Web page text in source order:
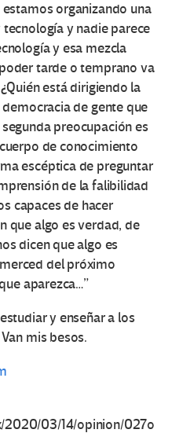
organizando una
y nadie parece
y esa mezcla
tarde o temprano va
está dirigiendo la
de gente que
preocupación es
de conocimiento
escéptica de preguntar
de la falibilidad
capaces de hacer
que algo es verdad, de
dicen que algo es
del próximo
aparezca…”
y enseñar a los
mis besos.
2020/03/14/opinion/027o